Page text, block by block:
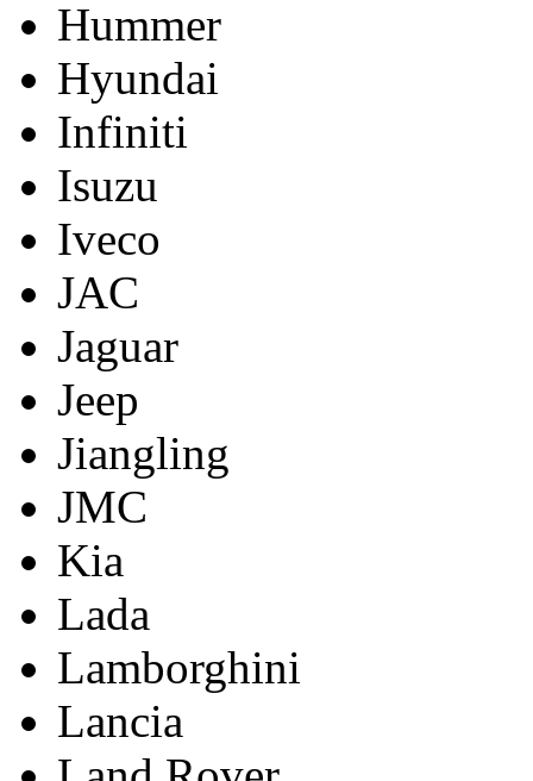
Hummer
Hyundai
Infiniti
Isuzu
Iveco
JAC
Jaguar
Jeep
Jiangling
JMC
Kia
Lada
Lamborghini
Lancia